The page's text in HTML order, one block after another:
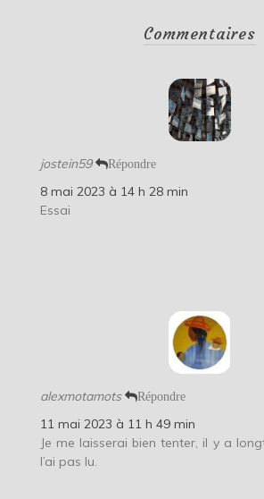
Commentaires
jostein59 Répondre
8 mai 2023 à 14 h 28 min
Essai
alexmotamots Répondre
11 mai 2023 à 11 h 49 min
Je me laisserai bien tenter, il y a
l’ai pas lu.